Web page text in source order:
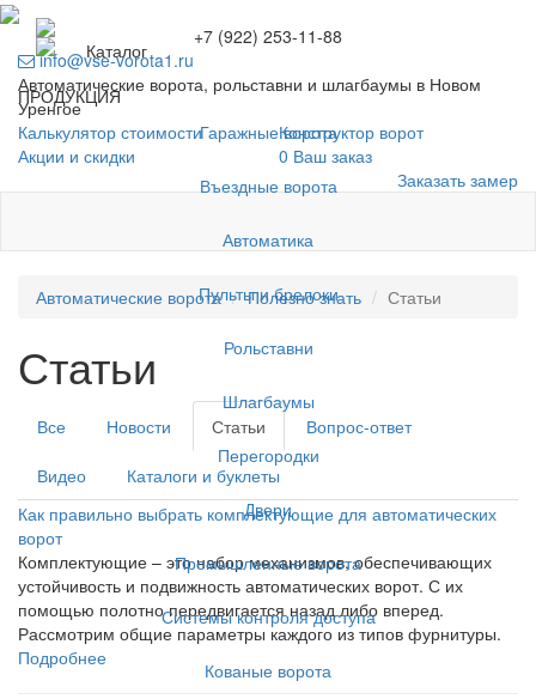
Каталог
ПРОДУКЦИЯ
Гаражные ворота
Въездные ворота
Автоматика
Пульты и брелоки
Рольставни
Шлагбаумы
Перегородки
Двери
Промышленные ворота
Системы контроля доступа
Кованые ворота
+7 (922) 253-11-88
info@vse-vorota1.ru
Автоматические ворота, рольставни и шлагбаумы в Новом
Уренгое
Калькулятор стоимости
Конструктор ворот
Акции и скидки
0 Ваш заказ
Заказать замер
Автоматические ворота Полезно знать Статьи
Статьи
Все Новости Статьи Вопрос-ответ
Видео
Каталоги и буклеты
Как правильно выбрать комплектующие для автоматических
ворот
Комплектующие – это набор механизмов, обеспечивающих
устойчивость и подвижность автоматических ворот. С их
помощью полотно передвигается назад либо вперед.
Рассмотрим общие параметры каждого из типов фурнитуры.
Подробнее